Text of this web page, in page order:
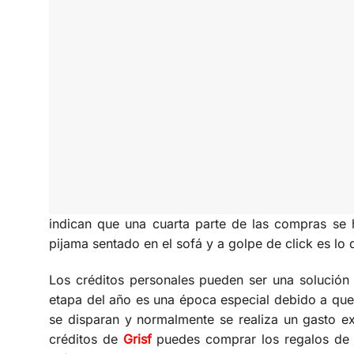
indican que una cuarta parte de las compras
pijama sentado en el sofá y a golpe de click es lo
Los créditos personales pueden ser una
etapa del año es una época especial debido a
se disparan y normalmente se realiza un gasto
créditos de Grisf puedes comprar los regalos